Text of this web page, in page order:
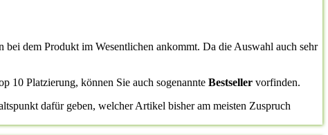
dem Produkt im Wesentlichen ankommt. Da die Auswahl auch sehr
10 Platzierung, können Sie auch sogenannte Bestseller vorfinden.
dafür geben, welcher Artikel bisher am meisten Zuspruch